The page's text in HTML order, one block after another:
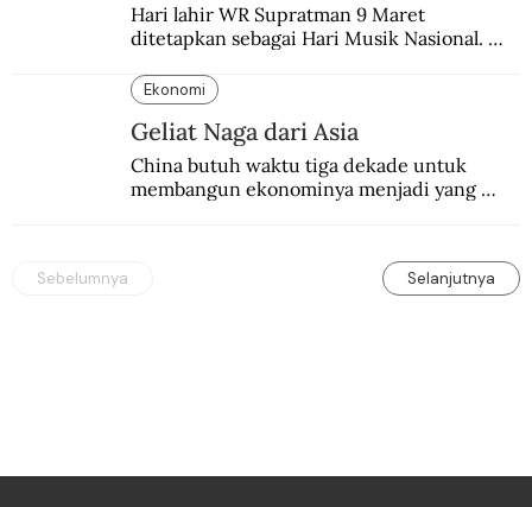
Hari lahir WR Supratman 9 Maret
ditetapkan sebagai Hari Musik Nasional.
Ekonomi
Geliat Naga dari Asia
China butuh waktu tiga dekade untuk
membangun ekonominya menjadi yang
Sebelumnya Selanjutnya